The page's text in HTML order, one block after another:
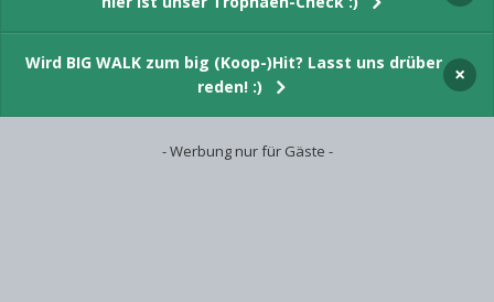
Wird BIG WALK zum big (Koop-)Hit? Lasst uns drüber
reden! :)
×
- Werbung nur für Gäste -